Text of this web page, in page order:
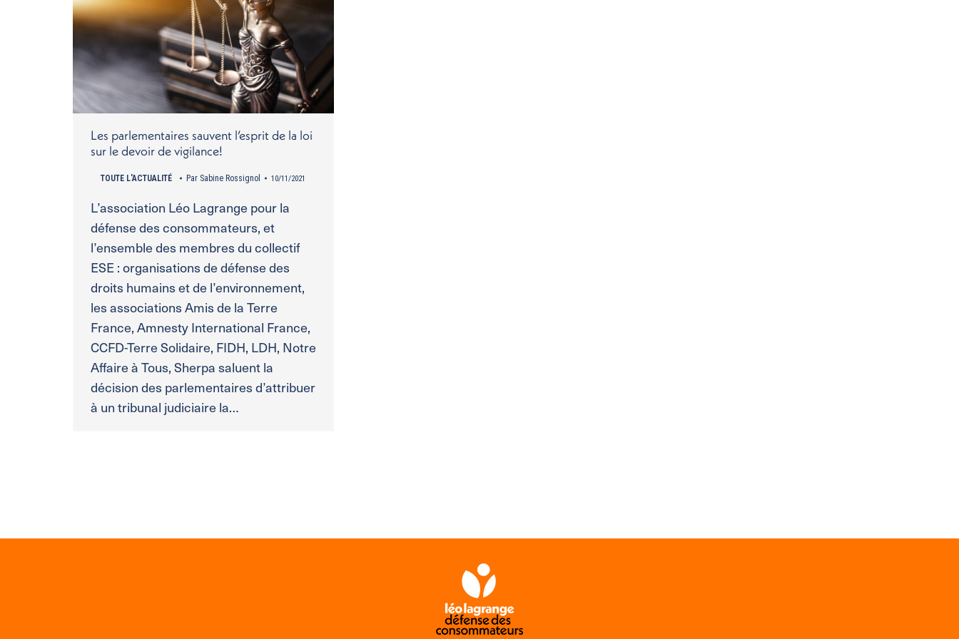
Les parlementaires sauvent l’esprit de la loi
sur le devoir de vigilance!
TOUTE L'ACTUALITÉ Par Sabine Rossignol 10/11/2021
L’association Léo Lagrange pour la
défense des consommateurs, et
l’ensemble des membres du collectif
ESE : organisations de défense des
droits humains et de l’environnement,
les associations Amis de la Terre
France, Amnesty International France,
CCFD-Terre Solidaire, FIDH, LDH, Notre
Affaire à Tous, Sherpa saluent la
décision des parlementaires d’attribuer
à un tribunal judiciaire la…